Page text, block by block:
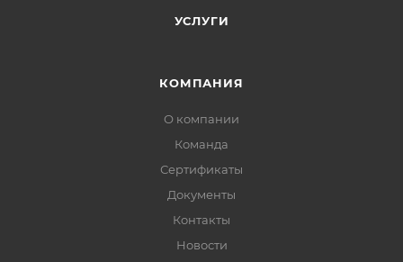
УСЛУГИ
КОМПАНИЯ
О компании
Команда
Сертификаты
Документы
Контакты
Новости